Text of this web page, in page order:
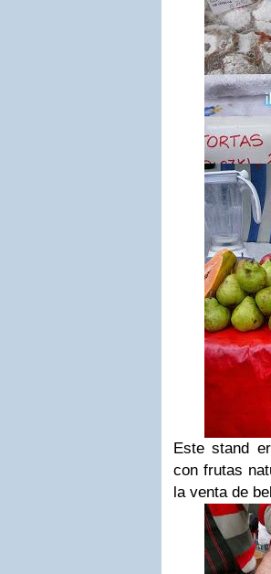
Este stand
con frutas
la venta de